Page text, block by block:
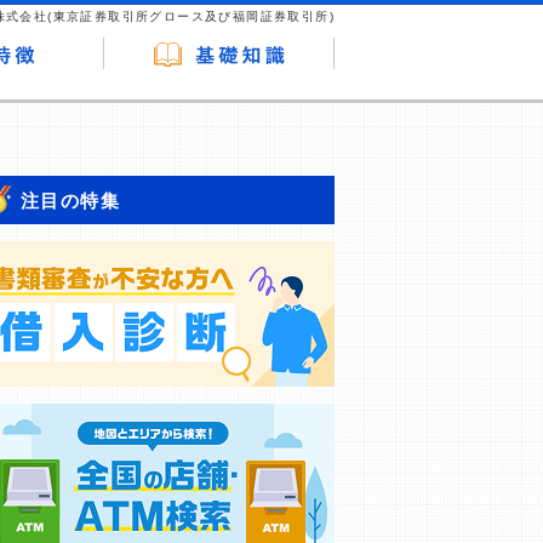
式会社(東京証券取引所グロース及び福岡証券取引所)
注目の特集